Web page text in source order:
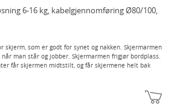
6-16 kg, kabelgjennomføring Ø80/100,
skjerm, som er godt for synet og nakken. Skjermarmen
man står og jobber. Skjermarmen frigjør bordplass.
får skjermen midtstilt, og får skjermene helt bak